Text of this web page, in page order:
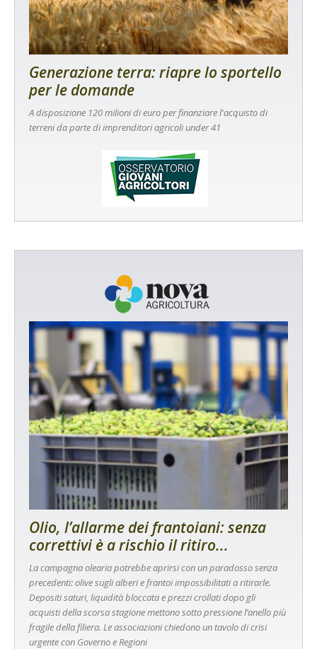
Generazione terra: riapre lo sportello
per le domande
A disposizione 120 milioni di euro per finanziare l'acquisto di
terreni da parte di imprenditori agricoli under 41
Olio, l’allarme dei frantoiani: senza
correttivi è a rischio il ritiro...
La campagna olearia potrebbe aprirsi con un paradosso senza
precedenti: olive sugli alberi e frantoi impossibilitati a ritirarle.
Depositi saturi, liquidità bloccata e prezzi crollati dopo gli
acquisti della scorsa stagione mettono sotto pressione l’anello più
fragile della filiera. Le associazioni chiedono un tavolo di crisi
urgente con Governo e Regioni